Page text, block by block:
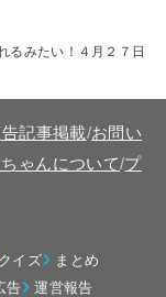
るみたい！４月２７日
記事掲載/お問い
ゃんについて/プ
クイズ
まとめ
告 運営報告